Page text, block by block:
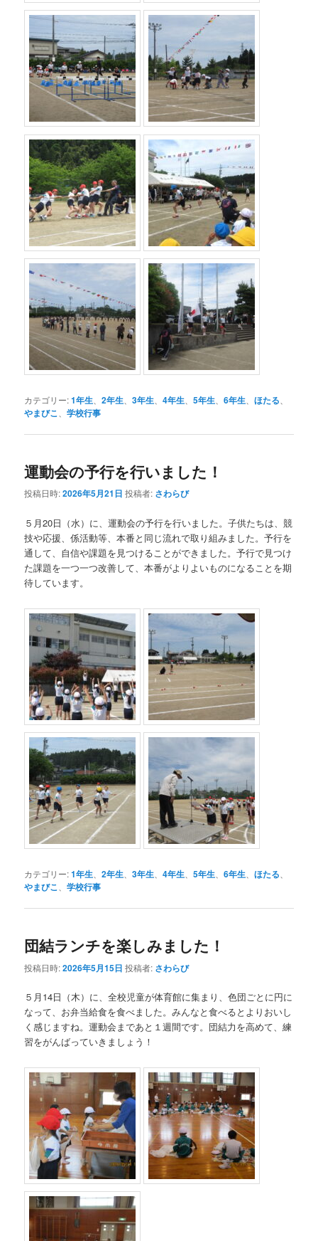
カテゴリー:1年生 、2年生 、3年生 、4年生 、5年生 、6年生 、ほたる
やまびこ 、学校行事
運動会の予行を行いました！
投稿日時:2026年5月21日 投稿者: さわらび
５月20日（水）に、運動会の予行を行いました。子供たちは、競
技や応援、係活動等、本番と同じ流れで取り組みました。予行を
通して、自信や課題を見つけることができました。予行で見つけ
た課題を一つ一つ改善して、本番がよりよいものになることを期
待しています。
カテゴリー:1年生 、2年生 、3年生 、4年生 、5年生 、6年生 、ほたる
やまびこ 、学校行事
団結ランチを楽しみました！
投稿日時:2026年5月15日 投稿者: さわらび
５月14日（木）に、全校児童が体育館に集まり、色団ごとに円に
なって、お弁当給食を食べました。みんなと食べるとよりおいし
く感じますね。運動会まであと１週間です。団結力を高めて、練
習をがんばっていきましょう！